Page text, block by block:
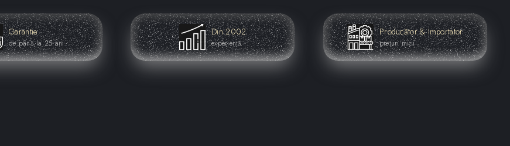
Garantie
de până la 25 ani
Din 2002
experiență
Producător & Importator
prețuri mici